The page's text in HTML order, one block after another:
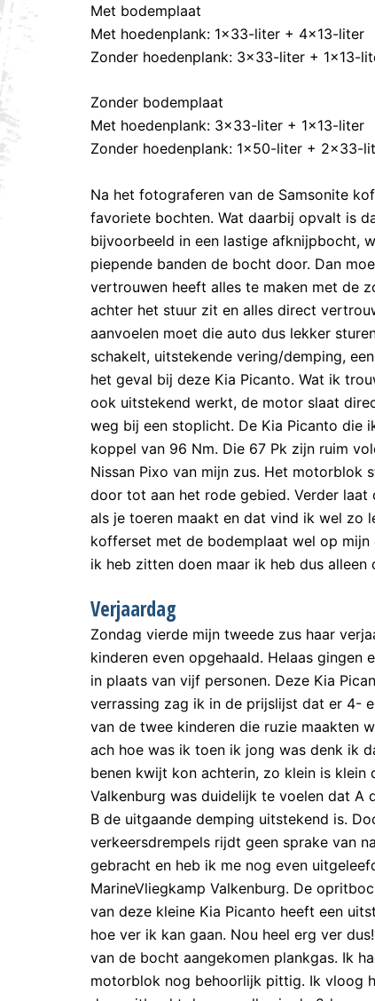
Met bodemplaat
Met hoedenplank: 1×33-liter + 4×13-liter
Zonder hoedenplank: 3×33-liter + 1×13-
Zonder bodemplaat
Met hoedenplank: 3×33-liter + 1×13-liter
Zonder hoedenplank: 1×50-liter + 2×33-
Na het fotograferen van de Samsonite
favoriete bochten. Wat daarbij opvalt is
bijvoorbeeld in een lastige afknijpbocht,
piepende banden de bocht door. Dan
vertrouwen heeft alles te maken met de
achter het stuur zit en alles direct
aanvoelen moet die auto dus lekker
schakelt, uitstekende vering/demping,
het geval bij deze Kia Picanto. Wat ik
ook uitstekend werkt, de motor slaat
weg bij een stoplicht. De Kia Picanto die
koppel van 96 Nm. Die 67 Pk zijn ruim
Nissan Pixo van mijn zus. Het
door tot aan het rode gebied. Verder
als je toeren maakt en dat vind ik wel zo
kofferset met de bodemplaat wel op
ik heb zitten doen maar ik heb dus
Verjaardag
Zondag vierde mijn tweede zus haar
kinderen even opgehaald. Helaas gingen
in plaats van vijf personen. Deze Kia
verrassing zag ik in de prijslijst dat er 4-
van de twee kinderen die ruzie maakten
ach hoe was ik toen ik jong was denk ik
benen kwijt kon achterin, zo klein is
Valkenburg was duidelijk te voelen dat A
B de uitgaande demping uitstekend is.
verkeersdrempels rijdt geen sprake van
gebracht en heb ik me nog even
MarineVliegkamp Valkenburg. De
van deze kleine Kia Picanto heeft een
hoe ver ik kan gaan. Nou heel erg ver
van de bocht aangekomen plankgas. Ik
motorblok nog behoorlijk pittig. Ik vloog